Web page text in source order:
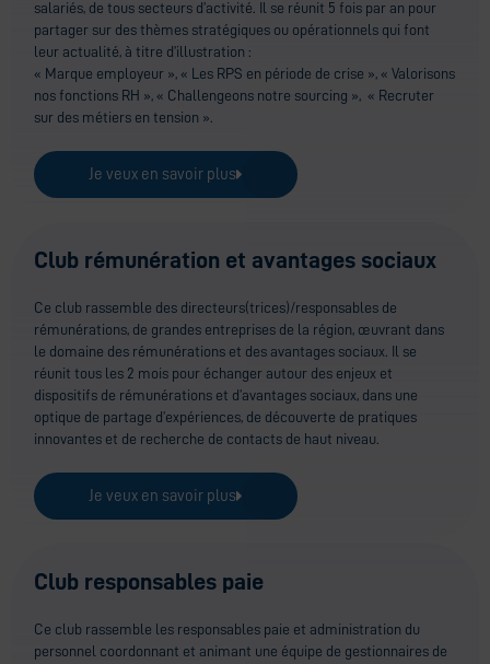
salariés, de tous secteurs d’activité. Il se réunit 5 fois par an pour
partager sur des thèmes stratégiques ou opérationnels qui font
leur actualité, à titre d’illustration :
« Marque employeur », « Les RPS en période de crise », « Valorisons
nos fonctions RH », « Challengeons notre sourcing », « Recruter
sur des métiers en tension ».
Je veux en savoir plus
Club rémunération et avantages sociaux
Ce club rassemble des directeurs(trices)/responsables de
rémunérations, de grandes entreprises de la région, œuvrant dans
le domaine des rémunérations et des avantages sociaux. Il se
réunit tous les 2 mois pour échanger autour des enjeux et
dispositifs de rémunérations et d’avantages sociaux, dans une
optique de partage d’expériences, de découverte de pratiques
innovantes et de recherche de contacts de haut niveau.
Je veux en savoir plus
Club responsables paie
Ce club rassemble les responsables paie et administration du
personnel coordonnant et animant une équipe de gestionnaires de